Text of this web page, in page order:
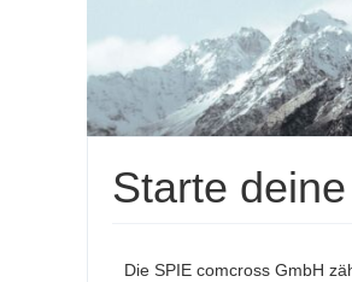
Starte
Die SPIE comcross GmbH